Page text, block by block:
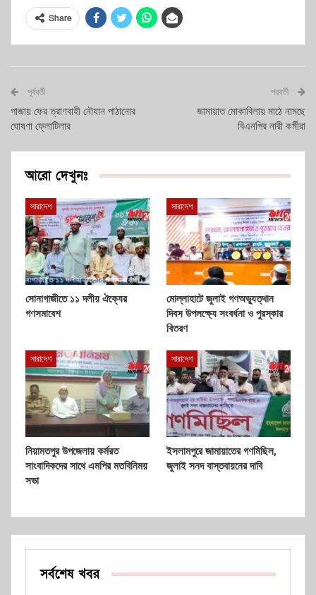
Share
পূর্ববর্তী
গাজায় ফের ত্রাণবাহী নৌযান পাঠানোর
ঘোষণা ফ্লোটিলার
পরবর্তী
জামায়াত মোকাবিলায় মাঠে নামছে
বিএনপির নারী কর্মীরা
আরো দেখুনঃ
সারাদেশ
সোনাগাজীতে ১১ দলীয় ঐক্যের
গণসমাবেশ
সারাদেশ
মোল্লাহাটে জুলাই গণঅভ্যুত্থান
দিবস উপলক্ষ্যে সংবর্ধনা ও পুরস্কার
বিতরণ
সারাদেশ
নিয়ামতপুর উপজেলায় কর্মরত
সাংবাদিকদের সাথে এমপির মতবিনিময়
সভা
সারাদেশ
ইসলামপুরে জামায়াতের গণমিছিল,
জুলাই সনদ বাস্তবায়নের দাবি
সর্বশেষ খবর